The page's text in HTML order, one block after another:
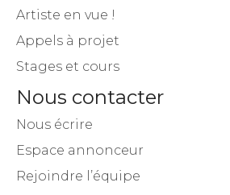
Artiste en vue !
Appels à projet
Stages et cours
Nous contacter
Nous écrire
Espace annonceur
Rejoindre l’équipe